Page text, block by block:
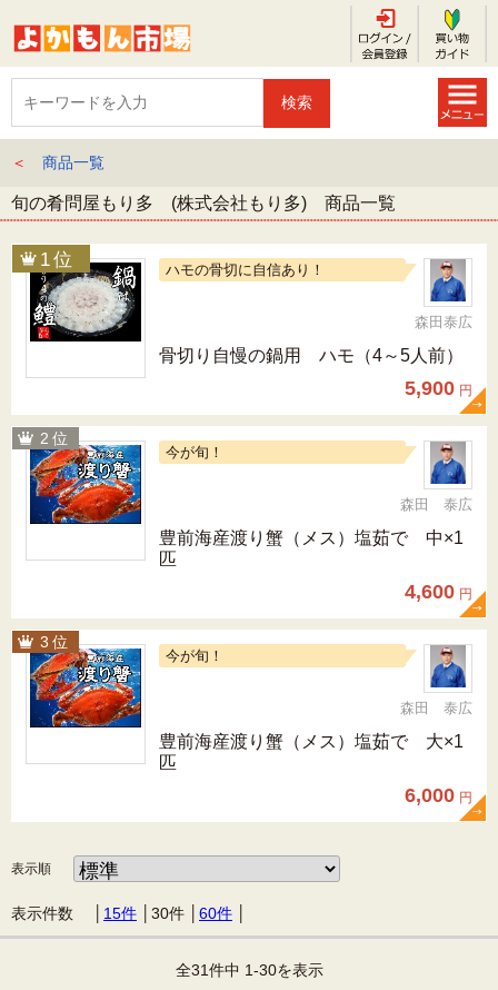
＜ 商品一覧
旬の肴問屋もり多 (株式会社もり多) 商品一覧
ハモの骨切に自信あり！
森田泰広
骨切り自慢の鍋用 ハモ（4～5人前）
5,900 円
今が旬！
森田 泰広
豊前海産渡り蟹（メス）塩茹で 中×1
匹
4,600 円
今が旬！
森田 泰広
豊前海産渡り蟹（メス）塩茹で 大×1
匹
6,000 円
表示順
表示件数 │ 15件 30件 60件
全31件中 1-30を表示